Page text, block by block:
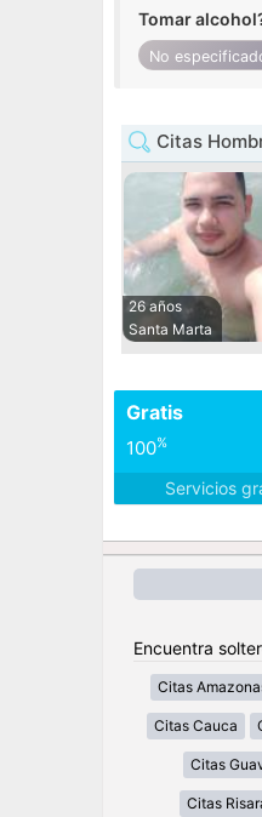
Tomar
No
Citas
26 años
Santa Marta
Gratis
100%
Servicios
Encuentra
Citas
Citas Cauca
Citas
Citas